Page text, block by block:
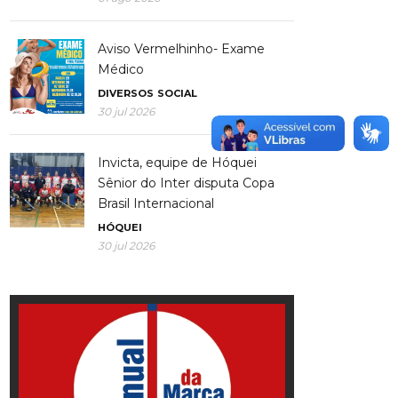
Aviso Vermelhinho- Exame
Médico
DIVERSOS SOCIAL
30 jul 2026
Invicta, equipe de Hóquei
Sênior do Inter disputa Copa
Brasil Internacional
HÓQUEI
30 jul 2026